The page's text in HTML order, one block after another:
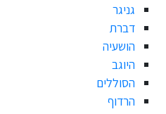
גניגר
דברת
הושעיה
היוגב
הסוללים
הרדוף